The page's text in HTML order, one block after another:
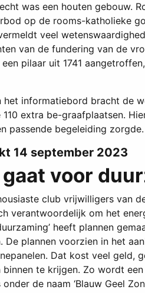
was een houten gebouw.
op de rooms-katholieke
veel
van de fundering van de
pilaar uit 1741
het informatiebord bracht de
extra be-graafplaatsen.
passende begeleiding zorgde.
14 september 2023
gaat voor
club vrijwilligers van
verantwoordelijk om het
heeft plannen
De plannen voorzien in het
Dat kost veel geld,
te krijgen. Zo wordt
de naam ‘Blauw Geel